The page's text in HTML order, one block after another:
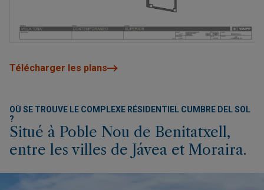
Télécharger les plans
OÙ SE TROUVE LE COMPLEXE RÉSIDENTIEL CUMBRE DEL SOL
?
Situé à Poble Nou de Benitatxell,
entre les villes de Jávea et Moraira.